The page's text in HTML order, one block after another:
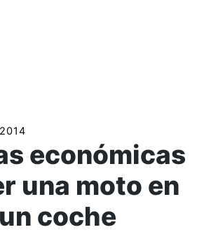
económicas
una moto en
coche